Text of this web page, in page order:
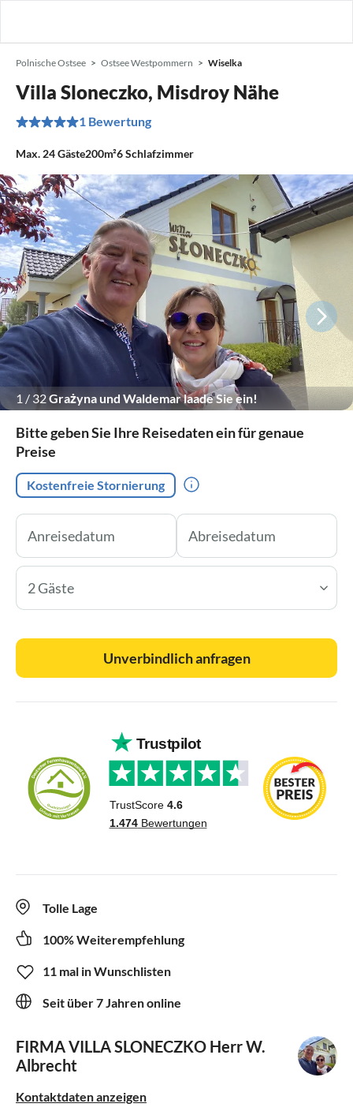
Polnische Ostsee Ostsee Westpommern Wiselka
Villa Sloneczko, Misdroy Nähe
1 Bewertung
Max. 24Gäste200m²6Schlafzimmer
1 / 32Grażyna und Waldemar laade Sie ein!
Bitte geben Sie Ihre Reisedaten ein für genaue
Preise
Kostenfreie Stornierung
2 Gäste
Unverbindlich anfragen
Tolle Lage
100% Weiterempfehlung
11 mal in Wunschlisten
Seit über 7 Jahren online
FIRMA VILLA SLONECZKO Herr W.
Albrecht
Kontaktdaten anzeigen